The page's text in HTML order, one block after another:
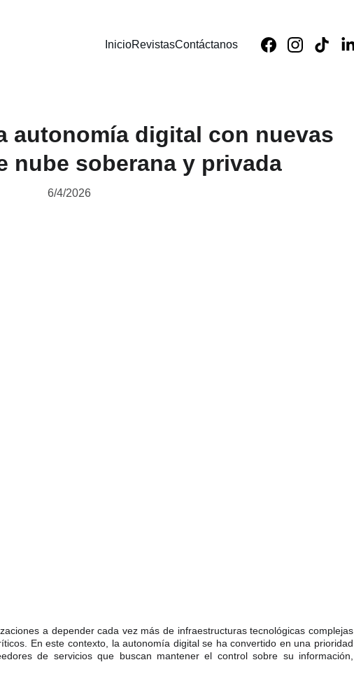
InicioRevistasContáctanos
autonomía digital con nuevas
nube soberana y privada
6/4/2026
a depender cada vez más de infraestructuras tecnológicas complejas
En este contexto, la autonomía digital se ha convertido en una prioridad
de servicios que buscan mantener el control sobre su información,